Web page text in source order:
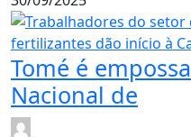
Tomé é
Nacional de